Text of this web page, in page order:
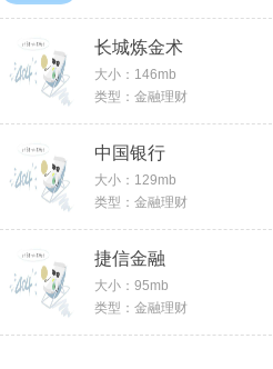
长城炼金术
大小： 146mb
类型： 金融理财
中国银行
大小： 129mb
类型： 金融理财
捷信金融
大小： 95mb
类型： 金融理财